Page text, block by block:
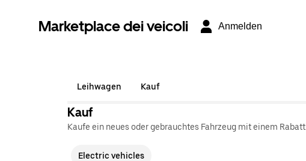
Marketplace dei veicoli Anmelden
Leihwagen Kauf
Kauf
Kaufe ein neues oder gebrauchtes Fahrzeug mit einem Rabatt.
Electric vehicles